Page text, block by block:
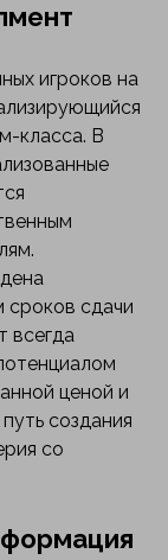
игроков на
класса. В
сдачи
всегда
ценой и
создания
со